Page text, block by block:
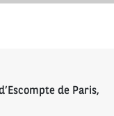
de Paris,